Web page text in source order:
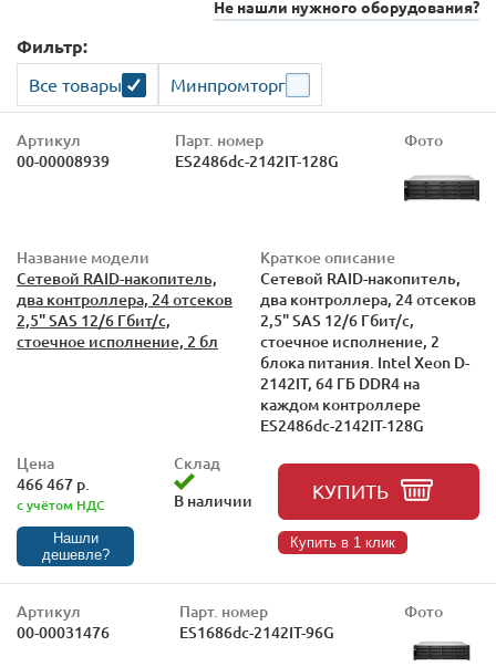
Не нашли нужного оборудования?
Фильтр:
Все товары Минпромторг
Артикул
00-00008939
Парт. номер
ES2486dc-2142IT-128G
Фото
Название модели
Сетевой RAID-накопитель,
два контроллера, 24 отсеков
2,5" SAS 12/6 Гбит/с,
стоечное исполнение, 2 бл
Краткое описание
Сетевой RAID-накопитель,
два контроллера, 24 отсеков
2,5" SAS 12/6 Гбит/с,
стоечное исполнение, 2
блока питания. Intel Xeon D-
2142IT, 64 ГБ DDR4 на
каждом контроллере
ES2486dc-2142IT-128G
Цена
466 467 р.
с учётом НДС
Нашли
дешевле?
Склад
В наличии
КУПИТЬ
Купить в 1 клик
Артикул
00-00031476
Парт. номер
ES1686dc-2142IT-96G
Фото